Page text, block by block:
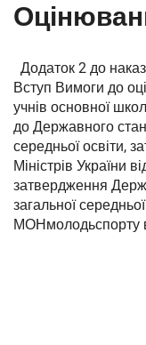
Додаток 2 до
Вступ Вимоги до
учнів основної
до Державного
середньої освіти,
Міністрів України
затвердження
загальної
МОНмолодьспорту